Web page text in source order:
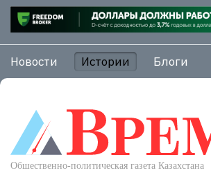
Новости Истории Блоги